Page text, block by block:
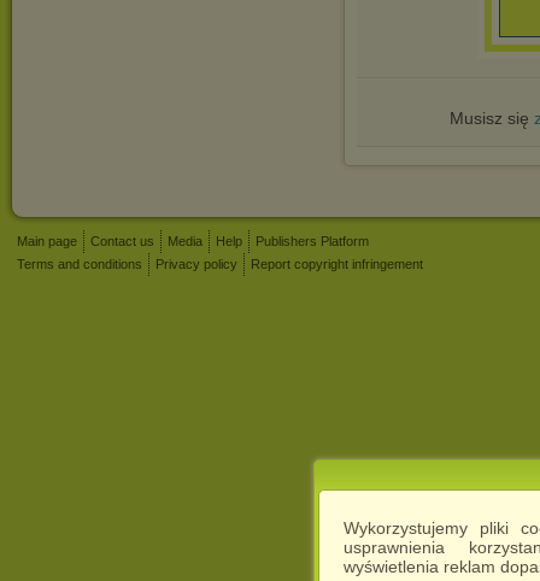
Wykorzystujemy pliki
usprawnienia
wyświetlenia reklam
Musisz się
Main page Contact us Media Help
Publishers Platform
Terms and conditions
Privacy policy Report copyright infringement